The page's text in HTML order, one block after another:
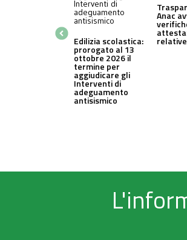
Edilizia scolastica:
prorogato al 13
ottobre 2026 il
termine per
aggiudicare gli
Interventi di
adeguamento
antisismico
Anac